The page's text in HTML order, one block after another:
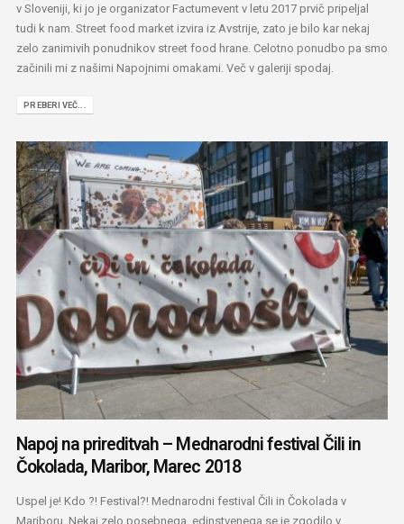
v Sloveniji, ki jo je organizator Factumevent v letu 2017 prvič pripeljal
tudi k nam. Street food market izvira iz Avstrije, zato je bilo kar nekaj
zelo zanimivih ponudnikov street food hrane. Celotno ponudbo pa smo
začinili mi z našimi Napojnimi omakami. Več v galeriji spodaj.
PREBERI VEČ...
Napoj na prireditvah – Mednarodni festival Čili in
Čokolada, Maribor, Marec 2018
Uspel je! Kdo ?! Festival?! Mednarodni festival Čili in Čokolada v
Mariboru. Nekaj zelo posebnega, edinstvenega se je zgodilo v